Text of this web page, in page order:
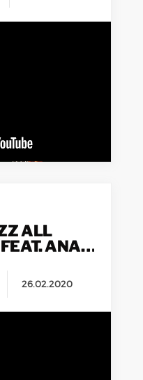
ALL
ANAT
26.02.2020